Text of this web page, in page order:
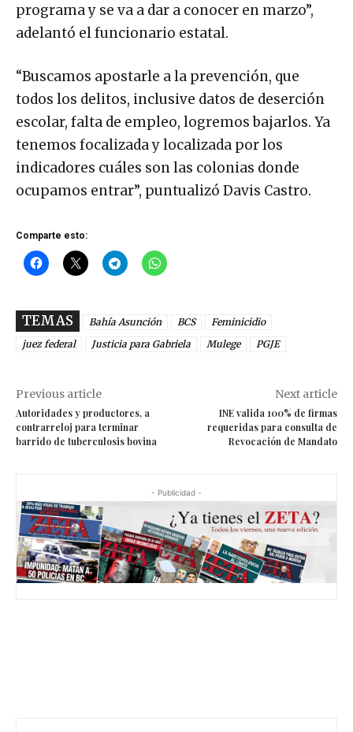
programa y se va a dar a conocer en marzo”,
adelantó el funcionario estatal.
“Buscamos apostarle a la prevención, que
todos los delitos, inclusive datos de deserción
escolar, falta de empleo, logremos bajarlos. Ya
tenemos focalizada y localizada por los
indicadores cuáles son las colonias donde
ocupamos entrar”, puntualizó Davis Castro.
Comparte esto:
TEMAS Bahía Asunción BCS
Feminicidio
juez federal
Justicia para Gabriela Mulege PGJE
Previous article
Autoridades y productores, a
contrarreloj para terminar
barrido de tuberculosis bovina
Next article
INE valida 100% de firmas
requeridas para consulta de
Revocación de Mandato
- Publicidad -